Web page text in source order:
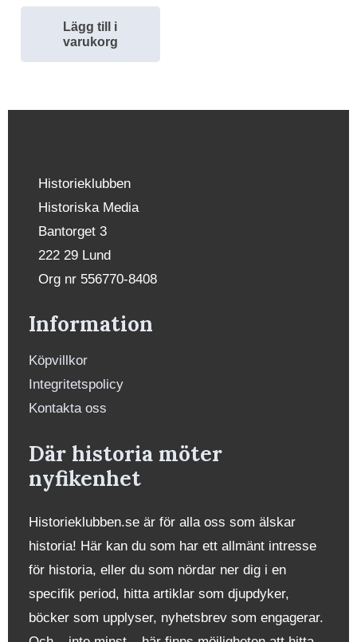
Lägg till i
varukorg
Historieklubben
Historiska Media
Bantorget 3
222 29 Lund
Org nr 556770-8408
Information
Köpvillkor
Integritetspolicy
Kontakta oss
Där historia möter
nyfikenhet
Historieklubben.se är för alla oss som älskar
historia! Här kan du som har ett allmänt intresse
för historia, eller du som nördar ner dig i en
specifik period, hitta artiklar som djupdyker,
böcker som upplyser, nyhetsbrev som engagerar.